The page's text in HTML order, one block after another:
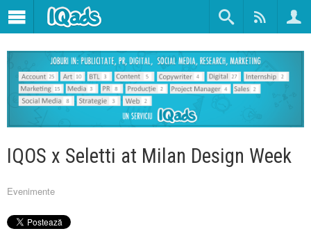
IQOS x Seletti at Milan Design Week
Evenimente